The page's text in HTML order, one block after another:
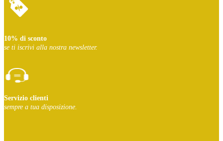
10% di sconto
se ti iscrivi alla nostra newsletter.
Servizio clienti
sempre a tua disposizione.